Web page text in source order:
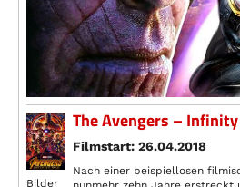
Bilder
The Avengers –
Filmstart: 26.04.2018
Nach einer beispiellosen